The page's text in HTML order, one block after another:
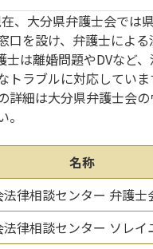
、大分県弁護士会では
口を設け、弁護士によ
士は離婚問題やDVなど
トラブルに対応してい
詳細は大分県弁護士会
名称
律相談センター 弁護士
律相談センター ソレイ